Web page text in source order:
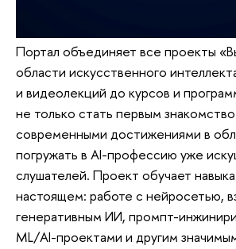
Портал объединяет все проекты
области искусственного
и видеолекций до курсов и
не только стать первым
современными достижениями в
погружать в AI-профессию уже
слушателей. Проект обучает
настоящем: работе с нейросетью,
генеративным ИИ, промпт-
ML/AI-проектами и другим